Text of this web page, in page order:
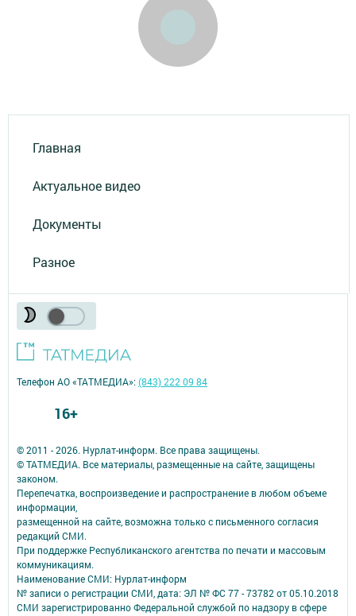
Главная
Актуальное видео
Документы
Разное
© 2011 - 2026. Нурлат-⁠информ. Все права защищены.
© ТАТМЕДИА. Все материалы, размещенные на сайте, защищены
законом.
Перепечатка, воспроизведение и распространение в любом объеме
информации,
размещенной на сайте, возможна только с письменного согласия
редакций СМИ.
При поддержке Республиканского агентства по печати и массовым
коммуникациям.
Наименование СМИ: Нурлат-⁠информ
№ записи о регистрации СМИ, дата: ЭЛ № ФС 77 -⁠ 73782 от 05.10.2018
СМИ зарегистрированно Федеральной службой по надзору в сфере
Телефон АО «ТАТМЕДИА»:(843) 222 09 84
16+